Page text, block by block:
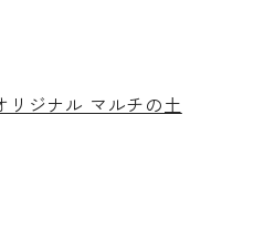
リジナル マルチの土